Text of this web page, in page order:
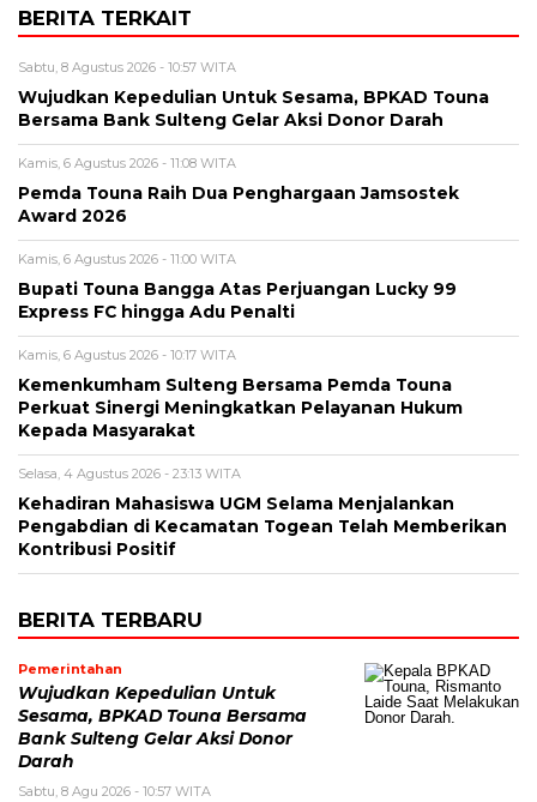
BERITA TERKAIT
Sabtu, 8 Agustus 2026 - 10:57 WITA
Wujudkan Kepedulian Untuk Sesama, BPKAD Touna
Bersama Bank Sulteng Gelar Aksi Donor Darah
Kamis, 6 Agustus 2026 - 11:08 WITA
Pemda Touna Raih Dua Penghargaan Jamsostek
Award 2026
Kamis, 6 Agustus 2026 - 11:00 WITA
Bupati Touna Bangga Atas Perjuangan Lucky 99
Express FC hingga Adu Penalti
Kamis, 6 Agustus 2026 - 10:17 WITA
Kemenkumham Sulteng Bersama Pemda Touna
Perkuat Sinergi Meningkatkan Pelayanan Hukum
Kepada Masyarakat
Selasa, 4 Agustus 2026 - 23:13 WITA
Kehadiran Mahasiswa UGM Selama Menjalankan
Pengabdian di Kecamatan Togean Telah Memberikan
Kontribusi Positif
BERITA TERBARU
Pemerintahan
Wujudkan Kepedulian Untuk
Sesama, BPKAD Touna Bersama
Bank Sulteng Gelar Aksi Donor
Darah
Sabtu, 8 Agu 2026 - 10:57 WITA